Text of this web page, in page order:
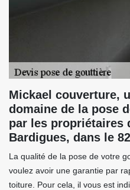
Mickael couverture,
domaine de la pose
par les propriétaires
Bardigues, dans le
La qualité de la pose de votre
voulez avoir une garantie par
toiture. Pour cela, il vous est